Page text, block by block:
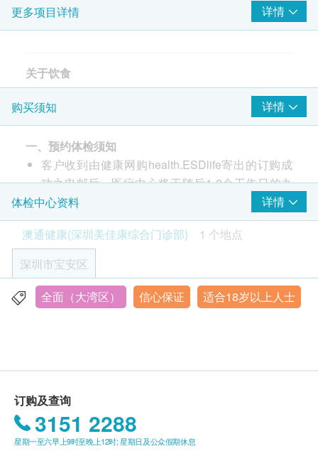
CT骨密度
磁力共振 重点项目
颅脑 MRI 平扫
颅脑血管 MRA 平扫
颈部血管 MRA 平扫
颈椎 MRI 平扫
腰椎 MRI 平扫
上腹部 MRI 平扫
盆腔 MRI 平扫
2 基本项目
基本健康评估
内科检查
心率
更多项目详情 详情
关于饮食
体检当天早晨需空腹、勿服药
体检前一晚8点后不再进食（可少量饮用水）
体检前三天不要吃油腻、不易消化的食物，切勿饮
酒
保证充足的睡眠时间，避免剧烈运动及情绪波动
关于抽血
需抽血的体检项目，检查前应禁食8-12小时
拔针后用无菌棉球按压3分钟直至止血
如有晕针晕血，请提前告知医护人员
关于检查
妇科检查或腔内妇科超声检查仅限于已婚或有性生
活者
女性受检者月经期间请勿做妇科及尿液检查待经期
购买须知 详情
一、预约体检须知
客户收到由健康网购health.ESDlife寄出的订购成
功之电邮后，医疗中心将于随后1-2个工作日的办
公时间内，致电客户预约身体检查的时间及地点。
客户亦可至少提前1个工作日联络医疗中心进行预
约（联络电话：+86 400-995-3330或+86 0755-
29951118；）。
客户至现场后，医疗中心工作人员会核对客户的姓
名、出生年月日、手机号及健康网购
health.ESDlife订购成功之电邮。
（由确认付款日期起计）接受有关检查，逾期作
废。
体检时, 如果遇到医生不会说广东话的情况，医疗
体检中心资料
详情
澳通健康(深圳美佳康综合门诊部)
1 个地点
深圳市宝安区
深圳市寳安区新安街道寳民社区25区天悦壹号雅轩-101
全面（大湾区） 信心保证 适合18岁以上人士
订购及查询
3151 2288
星期一至六早上9时至晚上12时; 星期日及公众假期休息